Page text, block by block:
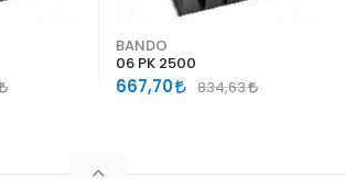
BANDO
06 PK 2500
667,70 834,63